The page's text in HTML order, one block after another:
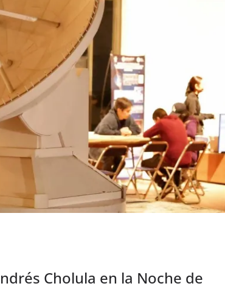
Cholula en la Noche de